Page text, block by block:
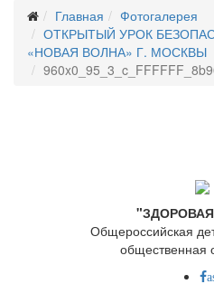
Главная
Фотогалерея
ОТКРЫТЫЙ УРОК
«НОВАЯ ВОЛНА» Г. МОСКВЫ
Общероссийская
общественная